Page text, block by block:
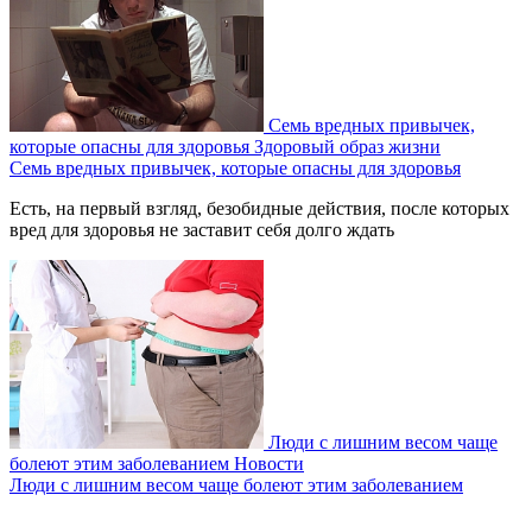
Семь вредных привычек,
которые опасны для здоровья Здоровый образ жизни
Семь вредных привычек, которые опасны для здоровья
Есть, на первый взгляд, безобидные действия, после которых
вред для здоровья не заставит себя долго ждать
Люди с лишним весом чаще
болеют этим заболеванием Новости
Люди с лишним весом чаще болеют этим заболеванием